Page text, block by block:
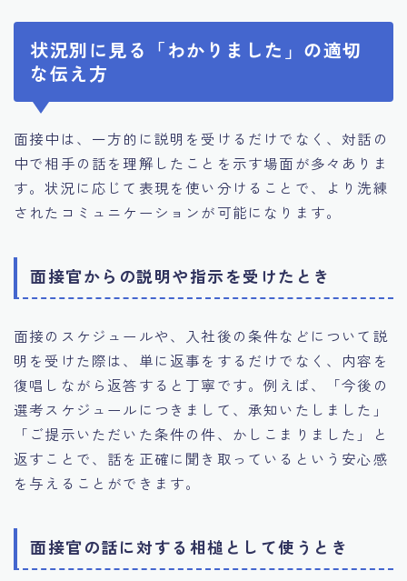
状況別に見る「わかりました」の適切
な伝え方
面接中は、一方的に説明を受けるだけでなく、対話の
中で相手の話を理解したことを示す場面が多々ありま
す。状況に応じて表現を使い分けることで、より洗練
されたコミュニケーションが可能になります。
面接官からの説明や指示を受けたとき
面接のスケジュールや、入社後の条件などについて説
明を受けた際は、単に返事をするだけでなく、内容を
復唱しながら返答すると丁寧です。例えば、「今後の
選考スケジュールにつきまして、承知いたしました」
「ご提示いただいた条件の件、かしこまりました」と
返すことで、話を正確に聞き取っているという安心感
を与えることができます。
面接官の話に対する相槌として使うとき